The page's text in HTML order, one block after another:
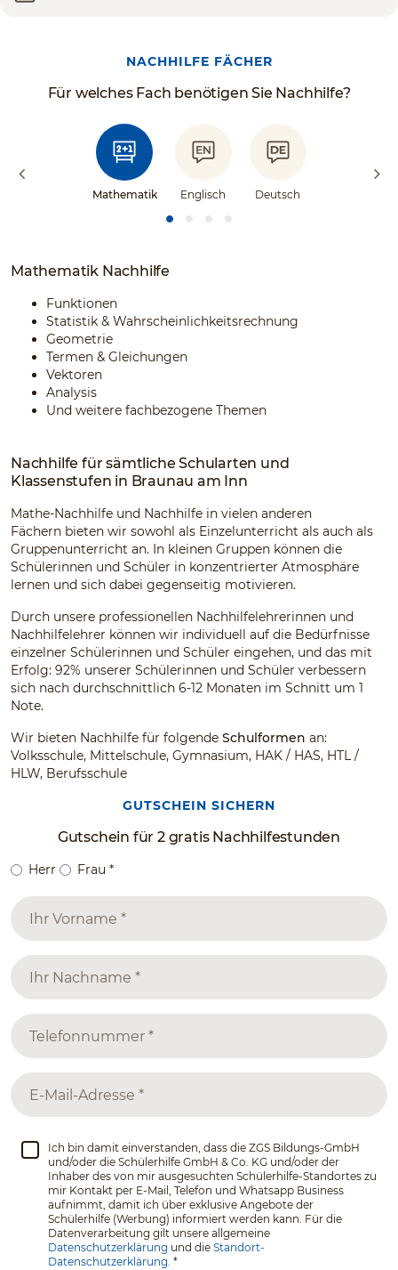
NACHHILFE FÄCHER
Für welches Fach benötigen Sie Nachhilfe?
Mathematik Englisch Deutsch
Mathematik Nachhilfe
Funktionen
Statistik & Wahrscheinlichkeitsrechnung
Geometrie
Termen & Gleichungen
Vektoren
Analysis
Und weitere fachbezogene Themen
Nachhilfe für sämtliche Schularten und
Klassenstufen in Braunau am Inn
Mathe-Nachhilfe und Nachhilfe in vielen anderen
Fächern bieten wir sowohl als Einzelunterricht als auch als
Gruppenunterricht an. In kleinen Gruppen können die
Schülerinnen und Schüler in konzentrierter Atmosphäre
lernen und sich dabei gegenseitig motivieren.
Durch unsere professionellen Nachhilfelehrerinnen und
Nachhilfelehrer können wir individuell auf die Bedürfnisse
einzelner Schülerinnen und Schüler eingehen, und das mit
Erfolg: 92% unserer Schülerinnen und Schüler verbessern
sich nach durchschnittlich 6-12 Monaten im Schnitt um 1
Note.
Wir bieten Nachhilfe für folgende Schulformen an:
Volksschule, Mittelschule, Gymnasium, HAK / HAS, HTL /
HLW, Berufsschule
GUTSCHEIN SICHERN
Gutschein für 2 gratis Nachhilfestunden
Herr Frau *
Ich bin damit einverstanden, dass die ZGS Bildungs-GmbH
und/oder die Schülerhilfe GmbH & Co. KG und/oder der
Inhaber des von mir ausgesuchten Schülerhilfe-Standortes zu
mir Kontakt per E-Mail, Telefon und Whatsapp Business
aufnimmt, damit ich über exklusive Angebote der
Schülerhilfe (Werbung) informiert werden kann. Für die
Datenverarbeitung gilt unsere allgemeine
Datenschutzerklärung und die Standort-
Datenschutzerklärung. *